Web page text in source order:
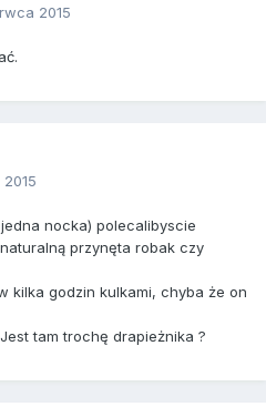
2015
nocka) polecalibyscie
przynęta robak czy
kilka godzin kulkami, chyba że on
tam trochę drapieżnika ?